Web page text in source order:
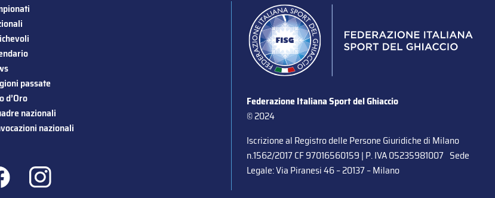
passate
d’Oro
nazionali
nazionali
Federazione Italiana Sport del Ghiaccio
© 2024
Iscrizione al Registro delle Persone Giuridiche di Milano
n.1562/2017 CF 97016560159 | P. IVA 05235981007 Sede
Legale: Via Piranesi 46 – 20137 – Milano